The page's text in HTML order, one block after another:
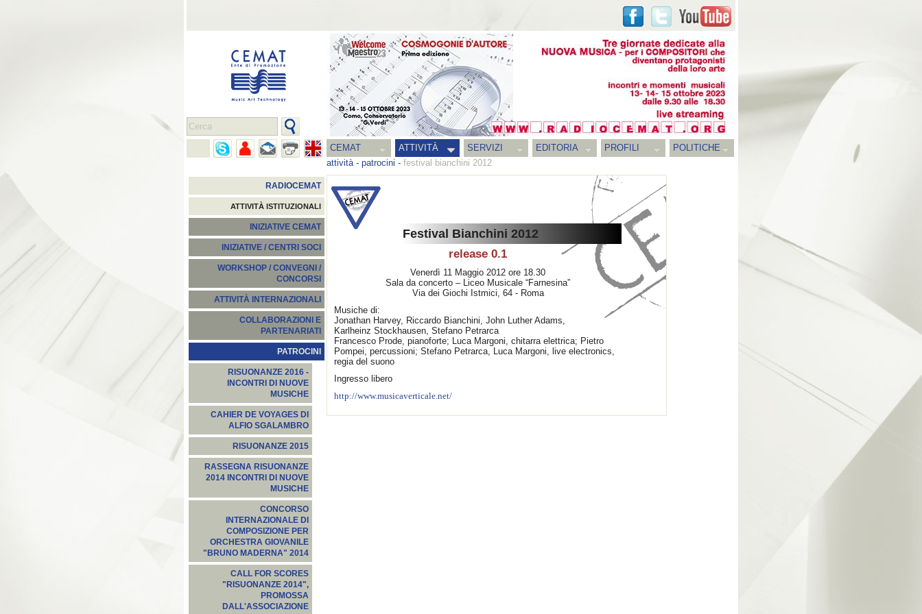
CEMAT ATTIVITÀ SERVIZI EDITORIA PROFILI
POLITICHE
attività- patrocini - festival bianchini 2012
RADIOCEMAT
ATTIVITÀ ISTITUZIONALI
INIZIATIVE CEMAT
INIZIATIVE / CENTRI SOCI
WORKSHOP / CONVEGNI /
CONCORSI
ATTIVITÀ INTERNAZIONALI
COLLABORAZIONI E
PARTENARIATI
PATROCINI
RISUONANZE 2016 -
INCONTRI DI NUOVE
MUSICHE
CAHIER DE VOYAGES DI
ALFIO SGALAMBRO
RISUONANZE 2015
RASSEGNA RISUONANZE
2014 INCONTRI DI NUOVE
MUSICHE
CONCORSO
INTERNAZIONALE DI
COMPOSIZIONE PER
ORCHESTRA GIOVANILE
"BRUNO MADERNA" 2014
CALL FOR SCORES
"RISUONANZE 2014",
PROMOSSA
DALL'ASSOCIAZIONE
Festival Bianchini 2012
release 0.1
Venerdì 11 Maggio 2012 ore 18.30
Sala da concerto – Liceo Musicale “Farnesina”
Via dei Giochi Istmici, 64 - Roma
Musiche di:
Jonathan Harvey, Riccardo Bianchini, John Luther Adams,
Karlheinz Stockhausen, Stefano Petrarca
Francesco Prode, pianoforte; Luca Margoni, chitarra elettrica; Pietro
Pompei, percussioni; Stefano Petrarca, Luca Margoni, live electronics,
regia del suono
Ingresso libero
http://www.musicaverticale.net/